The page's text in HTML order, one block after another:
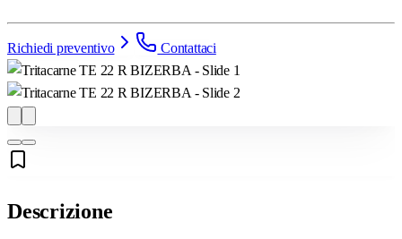
Richiedi preventivo Contattaci
Descrizione